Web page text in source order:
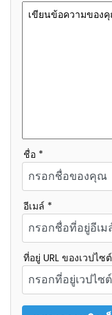
ชื่อ *
อีเมล์ *
ที่อยู่ URL ของเวปไซต์